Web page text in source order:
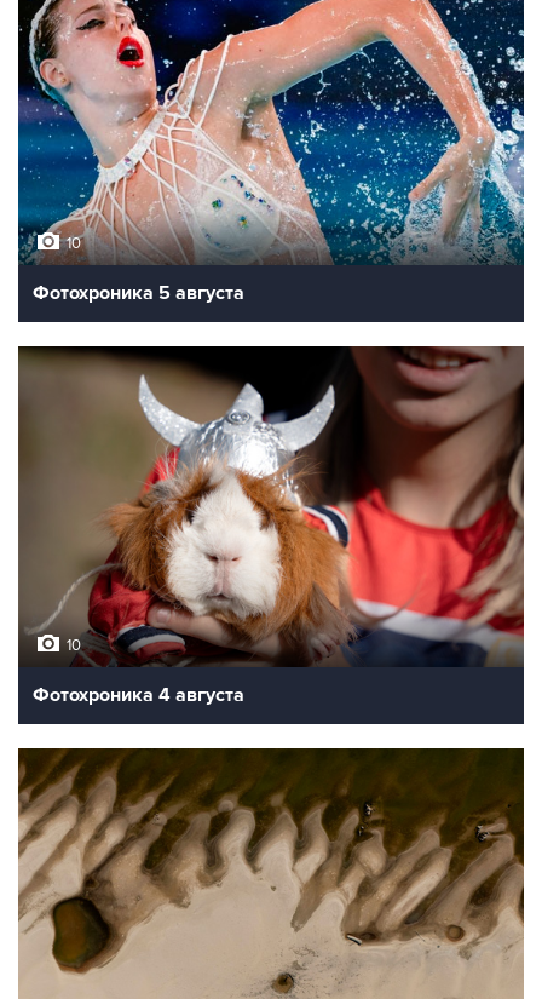
10
Фотохроника 5 августа
10
Фотохроника 4 августа